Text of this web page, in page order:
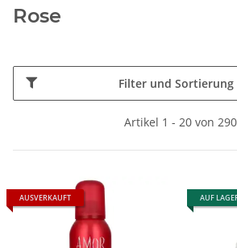
Rose
Filter und Sortierung
Artikel 1 - 20 von 290
AUSVERKAUFT AUF